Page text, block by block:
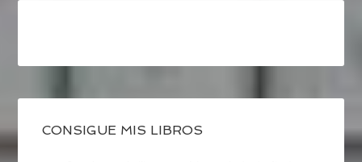
CONSIGUE MIS LIBROS